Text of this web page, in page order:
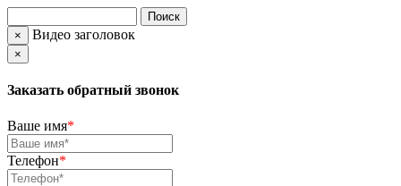
× Видео заголовок
×
Заказать обратный звонок
Ваше имя*
Телефон*